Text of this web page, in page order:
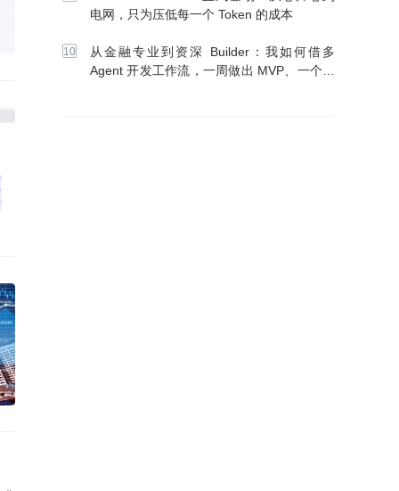
电网，只为压低每一个 Token 的成本
从金融专业到资深 Builder：我如何借多
Agent 开发工作流，一周做出 MVP、一个月